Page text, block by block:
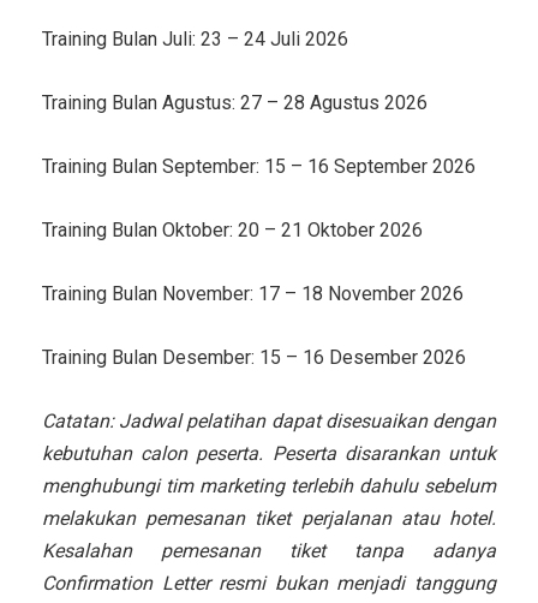
Training Bulan Juli: 23 – 24 Juli 2026
Training Bulan Agustus: 27 – 28 Agustus 2026
Training Bulan September: 15 – 16 September 2026
Training Bulan Oktober: 20 – 21 Oktober 2026
Training Bulan November: 17 – 18 November 2026
Training Bulan Desember: 15 – 16 Desember 2026
Catatan: Jadwal pelatihan dapat disesuaikan dengan
kebutuhan calon peserta. Peserta disarankan untuk
menghubungi tim marketing terlebih dahulu sebelum
melakukan pemesanan tiket perjalanan atau hotel.
Kesalahan pemesanan tiket tanpa adanya
Confirmation Letter resmi bukan menjadi tanggung